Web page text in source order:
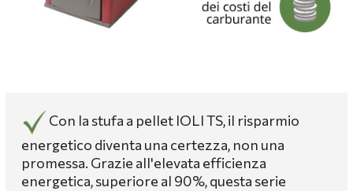
Con la stufa a pellet IOLI TS, il risparmio
energetico diventa una certezza, non una
promessa. Grazie all'elevata efficienza
energetica, superiore al 90%, questa serie